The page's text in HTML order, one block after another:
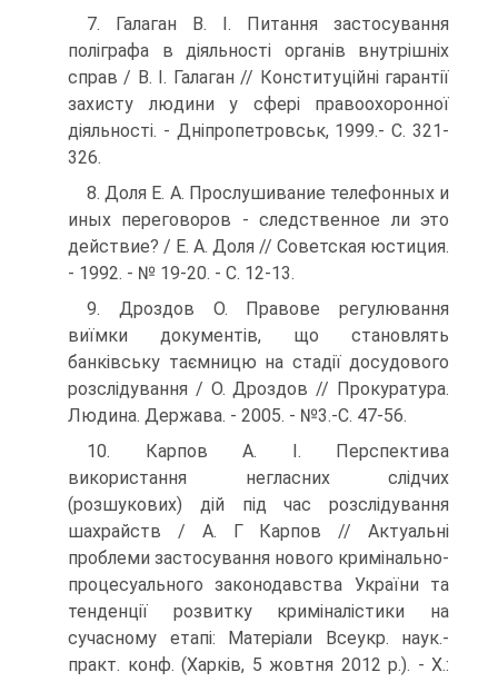
7. Галаган В. І. Питання застосування
поліграфа в діяльності ор­ганів внутрішніх
справ / В. І. Галаган // Конституційні гарантії
захисту людини у сфері правоохоронної
діяльності. - Дніпро­петровськ, 1999.- С. 321-
326.
8. Доля Е. А. Прослушивание телефонных и
иных переговоров - следственное ли это
действие? / Е. А. Доля // Советская юс­тиция.
- 1992. - № 19-20. - С. 12-13.
9. Дроздов О. Правове регулювання
виїмки документів, що ста­новлять
банківську таємницю на стадії досудового
розсліду­вання / О. Дроздов // Прокуратура.
Людина. Держава. - 2005. - №3.-С. 47-56.
10. Карпов А. І. Перспектива
використання негласних слідчих
(розшукових) дій під час розслідування
шахрайств / А. Г Кар­пов // Актуальні
проблеми застосування нового криміналь­но-
процесуального законодавства України та
тенденції роз­витку криміналістики на
сучасному етапі: Матеріали Всеукр. наук.-
практ. конф. (Харків, 5 жовтня 2012 p.). - X.: